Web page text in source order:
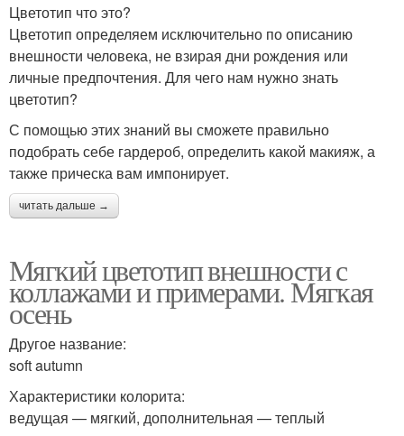
Цветотип что это?
Цветотип определяем исключительно по описанию
внешности человека, не взирая дни рождения или
личные предпочтения. Для чего нам нужно знать
цветотип?
С помощью этих знаний вы сможете правильно
подобрать себе гардероб, определить какой макияж, а
также прическа вам импонирует.
читать дальше →
Мягкий цветотип внешности с
коллажами и примерами. Мягкая
осень
Другое название:
soft autumn
Характеристики колорита:
ведущая — мягкий, дополнительная — теплый